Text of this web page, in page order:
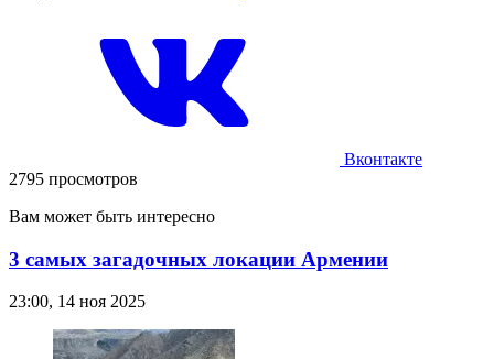
Вконтакте
2795 просмотров
Вам может быть интересно
3 самых загадочных локации Армении
23:00, 14 ноя 2025